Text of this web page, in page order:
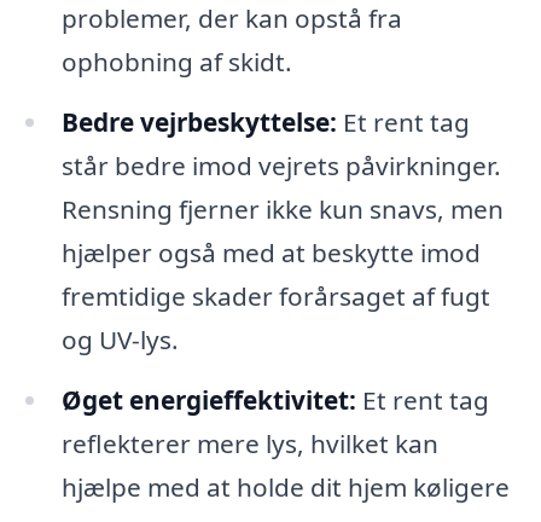
problemer, der kan opstå fra
ophobning af skidt.
Bedre vejrbeskyttelse: Et rent tag
står bedre imod vejrets påvirkninger.
Rensning fjerner ikke kun snavs, men
hjælper også med at beskytte imod
fremtidige skader forårsaget af fugt
og UV-lys.
Øget energieffektivitet: Et rent tag
reflekterer mere lys, hvilket kan
hjælpe med at holde dit hjem køligere